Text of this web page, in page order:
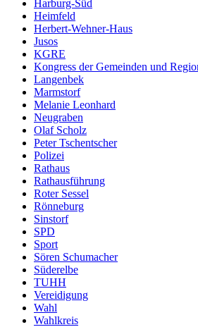
Harburg-Süd
Heimfeld
Herbert-Wehner-Haus
Jusos
KGRE
Kongress der Gemeinden und
Langenbek
Marmstorf
Melanie Leonhard
Neugraben
Olaf Scholz
Peter Tschentscher
Polizei
Rathaus
Rathausführung
Roter Sessel
Rönneburg
Sinstorf
SPD
Sport
Sören Schumacher
Süderelbe
TUHH
Vereidigung
Wahl
Wahlkreis